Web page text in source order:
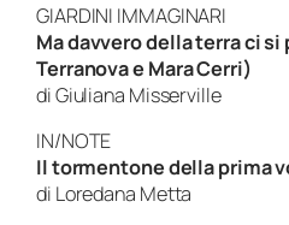
GIARDINI IMMAGINARI
Ma davvero della terra ci
Terranova e Mara Cerri)
di Giuliana Misserville
IN/NOTE
Il tormentone della prima
di Loredana Metta